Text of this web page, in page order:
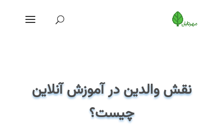
نقش والدین در آموزش آنلاین
چیست؟